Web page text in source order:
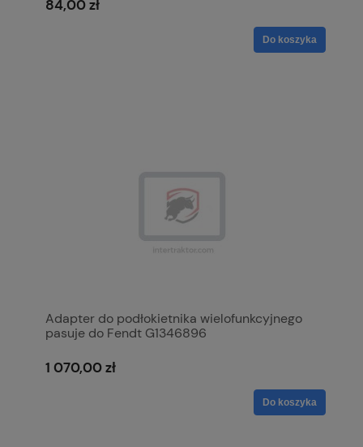
84,00 zł
Do koszyka
Adapter do podłokietnika wielofunkcyjnego
pasuje do Fendt G1346896
1 070,00 zł
Do koszyka